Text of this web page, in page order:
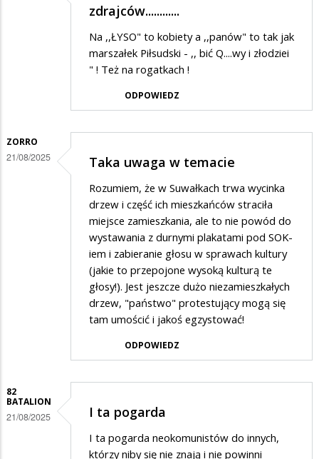
zdrajców............
Na ,,ŁYSO" to kobiety a ,,panów" to tak jak
marszałek Piłsudski - ,, bić Q....wy i złodziei
" ! Też na rogatkach !
ODPOWIEDZ
ZORRO
21/08/2025 Taka uwaga w temacie
Rozumiem, że w Suwałkach trwa wycinka
drzew i część ich mieszkańców straciła
miejsce zamieszkania, ale to nie powód do
wystawania z durnymi plakatami pod SOK-
iem i zabieranie głosu w sprawach kultury
(jakie to przepojone wysoką kulturą te
głosy!). Jest jeszcze dużo niezamieszkałych
drzew, "państwo" protestujący mogą się
tam umościć i jakoś egzystować!
ODPOWIEDZ
82
BATALION
21/08/2025 I ta pogarda
I ta pogarda neokomunistów do innych,
którzy niby się nie znają i nie powinni